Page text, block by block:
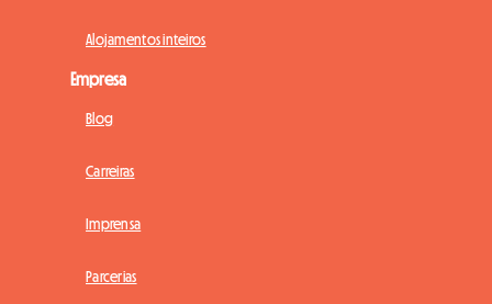
Alojamentos inteiros
Empresa
Blog
Carreiras
Imprensa
Parcerias